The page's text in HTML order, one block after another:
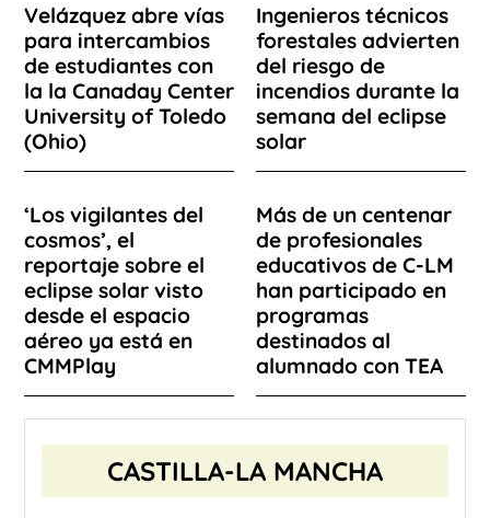
Velázquez abre vías
para intercambios
de estudiantes con
la la Canaday Center
University of Toledo
(Ohio)
Ingenieros técnicos
forestales advierten
del riesgo de
incendios durante la
semana del eclipse
solar
‘Los vigilantes del
cosmos’, el
reportaje sobre el
eclipse solar visto
desde el espacio
aéreo ya está en
CMMPlay
Más de un centenar
de profesionales
educativos de C-LM
han participado en
programas
destinados al
alumnado con TEA
CASTILLA-LA MANCHA